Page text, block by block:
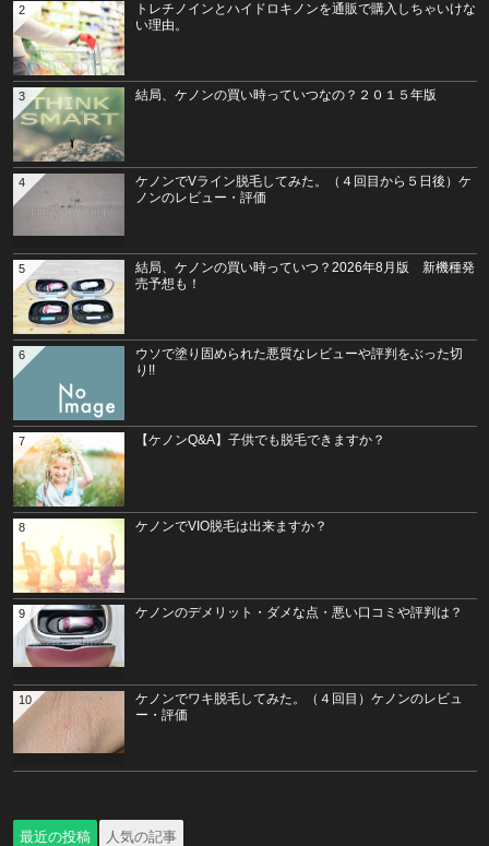
トレチノインとハイドロキノンを通販で購入しちゃいけな
い理由。
2
結局、ケノンの買い時っていつなの？２０１５年版
3
ケノンでVライン脱毛してみた。（４回目から５日後）ケ
ノンのレビュー・評価
4
結局、ケノンの買い時っていつ？2026年8月版 新機種発
売予想も！
5
ウソで塗り固められた悪質なレビューや評判をぶった切
り!!
6
【ケノンQ&A】子供でも脱毛できますか？
7
ケノンでVIO脱毛は出来ますか？
8
ケノンのデメリット・ダメな点・悪い口コミや評判は？
9
ケノンでワキ脱毛してみた。（４回目）ケノンのレビュ
ー・評価
10
最近の投稿 人気の記事